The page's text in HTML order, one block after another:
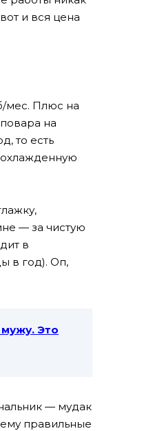
и вся цена
мес. Плюс на
на
то есть
охлажденную
— за чистую
в
в год). Оп,
Это
— мудак
правильные